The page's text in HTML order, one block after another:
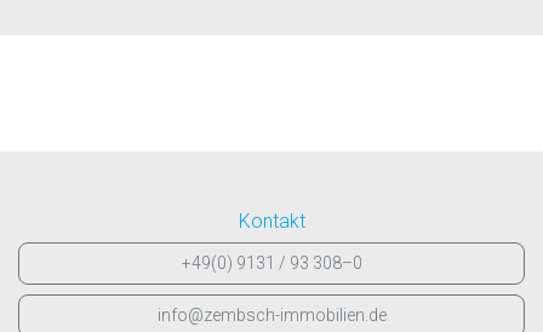
Kontakt
+49(0) 9131 / 93 308–0
info@zembsch-immobilien.de